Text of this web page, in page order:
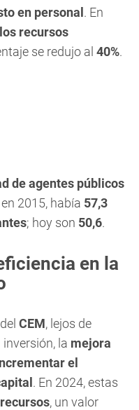
en personal . En
recursos
se redujo al 40%.
de agentes públicos
en 2015, había 57,3
; hoy son 50,6.
en la
CEM, lejos de
la mejora
el
. En 2024, estas
, un valor